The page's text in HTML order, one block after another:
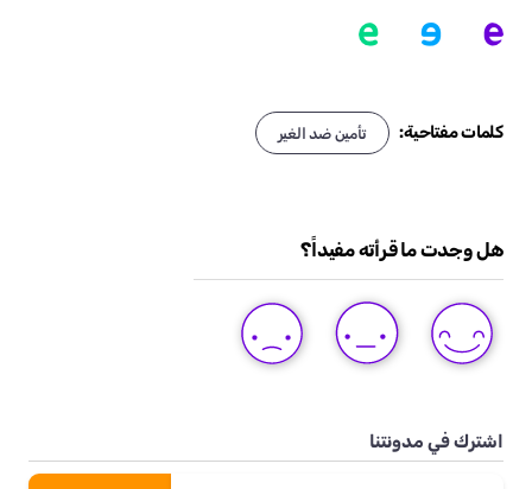
كلمات مفتاحية: تأمين ضد الغير
هل وجدت ما قرأته مفيداً؟
LOVE
THIS
POST
LIKE
THIS
POST
DISLIKE
THIS
POST
اشترك في مدونتنا